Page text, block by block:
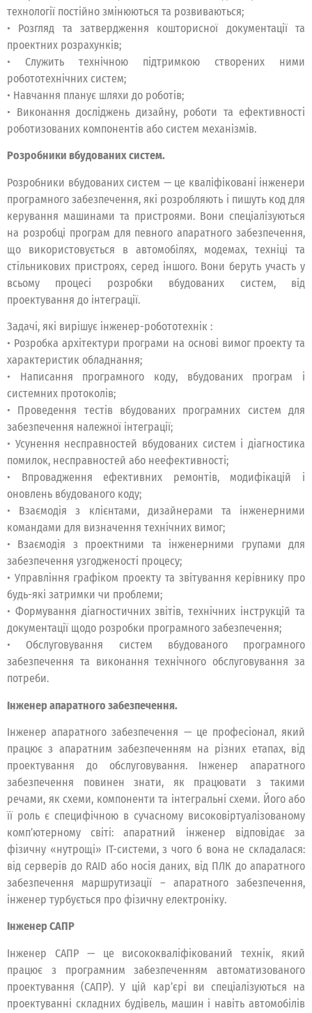
технології постійно змінюються та розвиваються;
• Розгляд та затвердження кошторисної документації та
проектних розрахунків;
• Служить технічною підтримкою створених ними
робототехнічних систем;
• Навчання планує шляхи до роботів;
• Виконання досліджень дизайну, роботи та ефективності
роботизованих компонентів або систем механізмів.
Розробники вбудованих систем.
Розробники вбудованих систем — це кваліфіковані інженери
програмного забезпечення, які розробляють і пишуть код для
керування машинами та пристроями. Вони спеціалізуються
на розробці програм для певного апаратного забезпечення,
що використовується в автомобілях, модемах, техніці та
стільникових пристроях, серед іншого. Вони беруть участь у
всьому процесі розробки вбудованих систем, від
проектування до інтеграції.
Задачі, які вирішує інженер-робототехнік :
• Розробка архітектури програми на основі вимог проекту та
характеристик обладнання;
• Написання програмного коду, вбудованих програм і
системних протоколів;
• Проведення тестів вбудованих програмних систем для
забезпечення належної інтеграції;
• Усунення несправностей вбудованих систем і діагностика
помилок, несправностей або неефективності;
• Впровадження ефективних ремонтів, модифікацій і
оновлень вбудованого коду;
• Взаємодія з клієнтами, дизайнерами та інженерними
командами для визначення технічних вимог;
• Взаємодія з проектними та інженерними групами для
забезпечення узгодженості процесу;
• Управління графіком проекту та звітування керівнику про
будь-які затримки чи проблеми;
• Формування діагностичних звітів, технічних інструкцій та
документації щодо розробки програмного забезпечення;
• Обслуговування систем вбудованого програмного
забезпечення та виконання технічного обслуговування за
потреби.
Інженер апаратного забезпечення.
Інженер апаратного забезпечення — це професіонал, який
працює з апаратним забезпеченням на різних етапах, від
проектування до обслуговування. Інженер апаратного
забезпечення повинен знати, як працювати з такими
речами, як схеми, компоненти та інтегральні схеми. Його або
її роль є специфічною в сучасному високовіртуалізованому
комп’ютерному світі: апаратний інженер відповідає за
фізичну «нутрощі» IT-системи, з чого б вона не складалася:
від серверів до RAID або носія даних, від ПЛК до апаратного
забезпечення маршрутизації – апаратного забезпечення,
інженер турбується про фізичну електроніку.
Інженер САПР
Інженер САПР — це висококваліфікований технік, який
працює з програмним забезпеченням автоматизованого
проектування (САПР). У цій кар’єрі ви спеціалізуються на
проектуванні складних будівель, машин і навіть автомобілів